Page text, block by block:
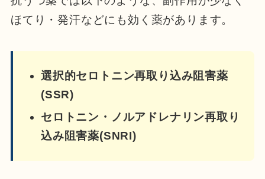
ほてり・発汗などにも効く薬があります。
選択的セロトニン再取り込み阻害薬
(SSR)
セロトニン・ノルアドレナリン再取り
込み阻害薬(SNRI)